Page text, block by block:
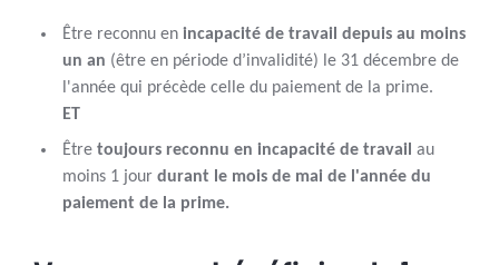
Être reconnu en incapacité de travail depuis au moins
un an (être en période d’invalidité) le 31 décembre de
l'année qui précède celle du paiement de la prime.
ET
Être toujours reconnu en incapacité de travail au
moins 1 jour durant le mois de mai de l'année du
paiement de la prime.